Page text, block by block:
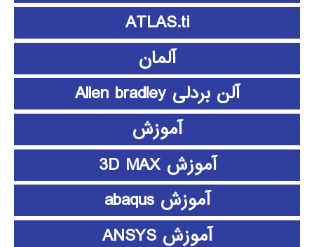
ATLAS.ti
آلمان
آلن بردلی Allen bradley
آموزش
آموزش 3D MAX
آموزش abaqus
آموزش ANSYS